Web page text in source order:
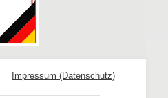
Impressum (Datenschutz)